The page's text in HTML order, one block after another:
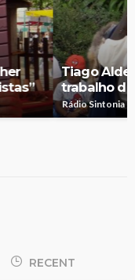
cheio deste
RECENT